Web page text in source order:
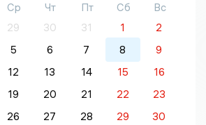
Ср Чт Пт Сб
Вс
29 30 31 1
2
5 6 7 8
9
12 13 14 15
16
19 20 21 22
23
26 27 28 29
30